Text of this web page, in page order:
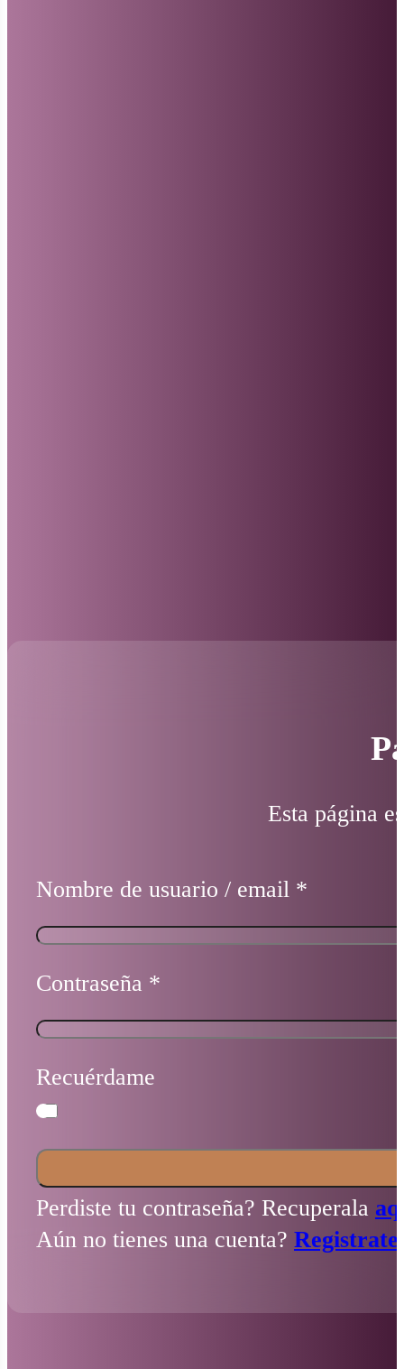
Esta página
Nombre de usuario / email *
Contraseña *
Recuérdame
Perdiste tu contraseña? Recuperala
Aún no tienes una cuenta?